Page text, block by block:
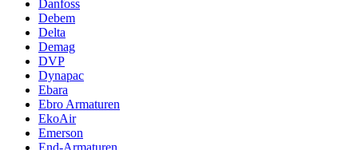
Danfoss
Debem
Delta
Demag
DVP
Dynapac
Ebara
Ebro Armaturen
EkoAir
Emerson
End-Armaturen